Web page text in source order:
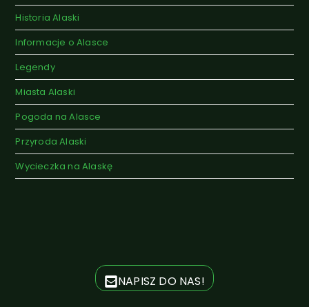
Historia Alaski
Informacje o Alasce
Legendy
Miasta Alaski
Pogoda na Alasce
Przyroda Alaski
Wycieczka na Alaskę
NAPISZ DO NAS!